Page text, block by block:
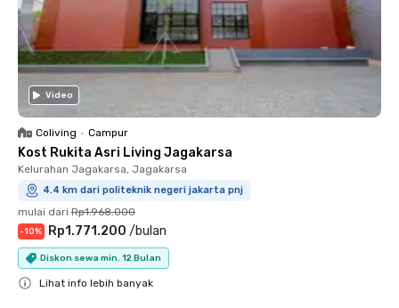
Video
Coliving • Campur
Kost Rukita Asri Living Jagakarsa
Kelurahan Jagakarsa, Jagakarsa
4.4 km dari politeknik negeri jakarta pnj
mulai dari Rp1.968.000
-10% Rp1.771.200 /bulan
Diskon sewa min. 12 Bulan
Lihat info lebih banyak